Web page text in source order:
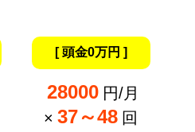
[ 頭金0万円 ]
28000 円/月
× 37～48 回